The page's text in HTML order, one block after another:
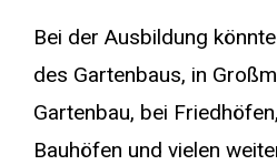
Bei der Ausbildung
des Gartenbaus, in
Gartenbau, bei
Bauhöfen und vielen